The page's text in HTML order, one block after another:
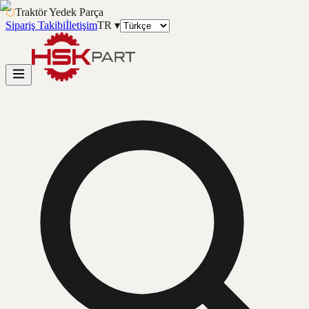
⬡Traktör Yedek Parça
Sipariş TakibiİletişimTR ▾